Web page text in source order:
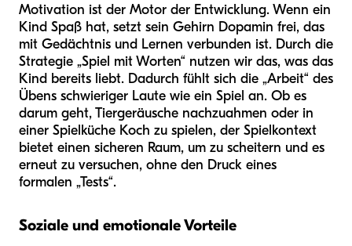
Motivation ist der Motor der Entwicklung. Wenn ein
Kind Spaß hat, setzt sein Gehirn Dopamin frei, das
mit Gedächtnis und Lernen verbunden ist. Durch die
Strategie „Spiel mit Worten“ nutzen wir das, was das
Kind bereits liebt. Dadurch fühlt sich die „Arbeit“ des
Übens schwieriger Laute wie ein Spiel an. Ob es
darum geht, Tiergeräusche nachzuahmen oder in
einer Spielküche Koch zu spielen, der Spielkontext
bietet einen sicheren Raum, um zu scheitern und es
erneut zu versuchen, ohne den Druck eines
formalen „Tests“.
Soziale und emotionale Vorteile